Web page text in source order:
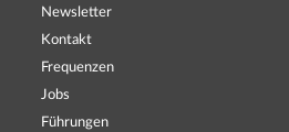
Newsletter
Kontakt
Frequenzen
Jobs
Führungen